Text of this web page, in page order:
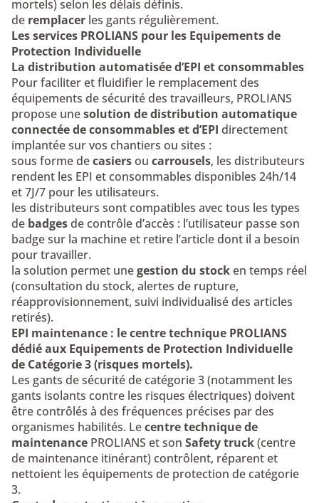
mortels) selon les délais définis.
de remplacer les gants régulièrement.
Les services PROLIANS pour les Equipements de
Protection Individuelle
La distribution automatisée d’EPI et consommables
Pour faciliter et fluidifier le remplacement des
équipements de sécurité des travailleurs, PROLIANS
propose unesolution de distribution automatique
connectée de consommables et d’EPI directement
implantée sur vos chantiers ou sites :
sous forme decasiersou carrousels, les distributeurs
rendent les EPI et consommables disponibles 24h/14
et 7J/7 pour les utilisateurs.
les distributeurs sont compatibles avec tous les types
de badgesde contrôle d’accès : l’utilisateur passe son
badge sur la machine et retire l’article dont il a besoin
pour travailler.
la solution permet unegestion du stocken temps réel
(consultation du stock, alertes de rupture,
réapprovisionnement, suivi individualisé des articles
retirés).
EPI maintenance : le centre technique PROLIANS
dédié aux Equipements de Protection Individuelle
de Catégorie 3 (risques mortels).
Les gants de sécurité de catégorie 3 (notamment les
gants isolants contre les risques électriques) doivent
être contrôlés à des fréquences précises par des
organismes habilités. Lecentre technique de
maintenance PROLIANS et son Safety truck(centre
de maintenance itinérant)contrôlent, réparent et
nettoient les équipements de protection de catégorie
3.